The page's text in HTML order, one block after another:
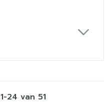
1-24 van 51